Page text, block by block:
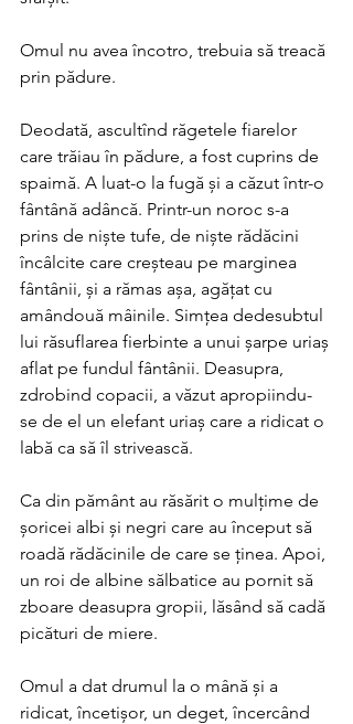
Omul nu avea încotro, trebuia să treacă
prin pădure.
Deodată, ascultînd răgetele fiarelor
care trăiau în pădure, a fost cuprins de
spaimă. A luat-o la fugă și a căzut într-o
fântână adâncă. Printr-un noroc s-a
prins de niște tufe, de niște rădăcini
încâlcite care creșteau pe marginea
fântânii, și a rămas așa, agățat cu
amândouă mâinile. Simțea dedesubtul
lui răsuflarea fierbinte a unui șarpe uriaș
aflat pe fundul fântânii. Deasupra,
zdrobind copacii, a văzut apropiindu-
se de el un elefant uriaș care a ridicat o
labă ca să îl strivească.
Ca din pământ au răsărit o mulțime de
șoricei albi și negri care au început să
roadă rădăcinile de care se ținea. Apoi,
un roi de albine sălbatice au pornit să
zboare deasupra gropii, lăsând să cadă
picături de miere.
Omul a dat drumul la o mână și a
ridicat, încetișor, un deget, încercând